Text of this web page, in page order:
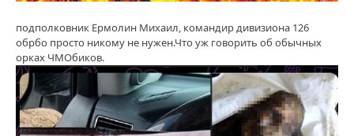
подполковник Ермолин Михаил, командир дивизиона 126
обрбо просто никому не нужен.Что уж говорить об обычных
орках ЧМОбиков.